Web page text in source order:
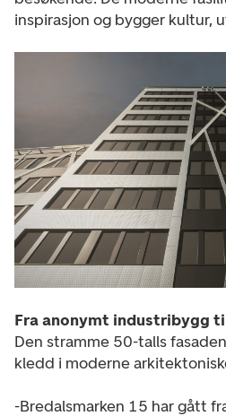
inspirasjon og bygger kultur,
Fra anonymt industribygg
Den stramme 50-talls
kledd i moderne
-Bredalsmarken 15 har gått